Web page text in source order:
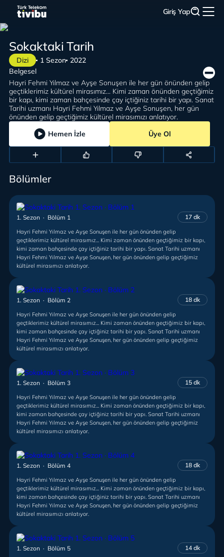
Giriş Yap
Dizi 1 Sezon 2022
Sokaktaki Tarih
Hayri Fehmi Yılmaz ve Ayşe Sonuşen ile her gün önünden gelip
geçtiklerimiz kültürel mirasımız... Kimi zaman önünden geçtiğimiz
bir kapı, kimi zaman bahçesinde çay içtiğiniz tarihi bir yapı. Sanat
Tarihi uzmanı Hayri Fehmi Yılmaz ve Ayşe Sonuşen, her gün
önünden gelip geçtiğimiz kültürel mirasımızı anlatıyor.
Belgesel
Hemen İzle Üye Ol
Bölümler
1. Sezon · Bölüm 1 17 dk
Hayri Fehmi Yılmaz ve Ayşe Sonuşen ile her gün önünden gelip
geçtiklerimiz kültürel mirasımız... Kimi zaman önünden geçtiğimiz bir kapı,
kimi zaman bahçesinde çay içtiğiniz tarihi bir yapı. Sanat Tarihi uzmanı
Hayri Fehmi Yılmaz ve Ayşe Sonuşen, her gün önünden gelip geçtiğimiz
kültürel mirasımızı anlatıyor.
1. Sezon · Bölüm 2 18 dk
Hayri Fehmi Yılmaz ve Ayşe Sonuşen ile her gün önünden gelip
geçtiklerimiz kültürel mirasımız... Kimi zaman önünden geçtiğimiz bir kapı,
kimi zaman bahçesinde çay içtiğiniz tarihi bir yapı. Sanat Tarihi uzmanı
Hayri Fehmi Yılmaz ve Ayşe Sonuşen, her gün önünden gelip geçtiğimiz
kültürel mirasımızı anlatıyor.
1. Sezon · Bölüm 3 15 dk
Hayri Fehmi Yılmaz ve Ayşe Sonuşen ile her gün önünden gelip
geçtiklerimiz kültürel mirasımız... Kimi zaman önünden geçtiğimiz bir kapı,
kimi zaman bahçesinde çay içtiğiniz tarihi bir yapı. Sanat Tarihi uzmanı
Hayri Fehmi Yılmaz ve Ayşe Sonuşen, her gün önünden gelip geçtiğimiz
kültürel mirasımızı anlatıyor.
1. Sezon · Bölüm 4 18 dk
Hayri Fehmi Yılmaz ve Ayşe Sonuşen ile her gün önünden gelip
geçtiklerimiz kültürel mirasımız... Kimi zaman önünden geçtiğimiz bir kapı,
kimi zaman bahçesinde çay içtiğiniz tarihi bir yapı. Sanat Tarihi uzmanı
Hayri Fehmi Yılmaz ve Ayşe Sonuşen, her gün önünden gelip geçtiğimiz
kültürel mirasımızı anlatıyor.
1. Sezon · Bölüm 5 14 dk